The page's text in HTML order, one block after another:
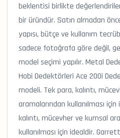
beklentisi birlikte
bir üründür. Satın almadan
yapısı, bütçe ve kullanım
sadece fotoğrafa göre değil,
model seçimi yapılır. Metal
Hobi Dedektörleri Ace 200i
modeli. Tek para, kalıntı,
aramalarından kullanılması
kalıntı, mücevher ve kumsal
kullanılması için idealdir.